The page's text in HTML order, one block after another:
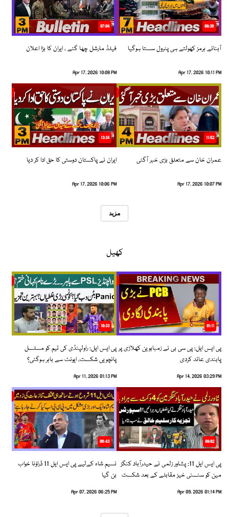
08:36
آبنائے ہرمز کھولتے ہی پٹرول سستا ہوگیا
Apr 17, 2026 10:11 PM
07:04
فیلڈ مارشل چھا گئے ، ایران کا بڑا اعلان
Apr 17, 2026 10:08 PM
11:52
عمران خان سے متعلق بڑی خبر آگئی
Apr 17, 2026 10:07 PM
13:34
ایران نے پاکستان دوستی کا حق ادا کر دیا
Apr 17, 2026 10:06 PM
مزید
کھیل
01:11
پی ایس ایل: پی سی بی نے زمبابوین کھلاڑی پر
پابندی عائد کردی
Apr 14, 2026 03:29 PM
10:33
پی ایس ایل: راولپنڈی کی ٹیم کو مسلسل
پانچویں شکست، ایونٹ سے باہر ہوگئی؟
Apr 11, 2026 01:13 PM
09:02
پی ایس ایل 11: پشاور زلمی نے حیدرآباد کنگز
مین کو سنسنی خیز مقابلے کے بعد شکست
Apr 09, 2026 01:14 PM
06:43
نسیم شاہ کےلیے پی ایس ایل 11 ڈراؤنا خواب
بن گیا
Apr 07, 2026 06:25 PM